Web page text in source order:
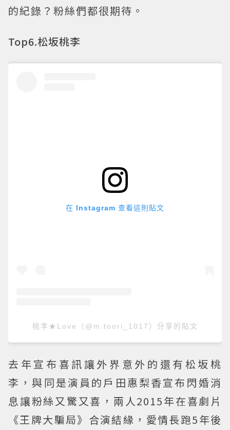
的紀錄？粉絲們都很期待。
Top6.松坂桃李
在 Instagram 查看這則貼文
桃李★Love（@m.toori_1017）分享的貼文
去年宣布喜訊讓外界意外的還有松坂桃
李，與同是演員的戶田惠梨香宣布閃婚消
息讓粉絲又驚又喜，兩人2015年在喜劇片
《王牌大騙局》合演結緣，愛情長跑5年後